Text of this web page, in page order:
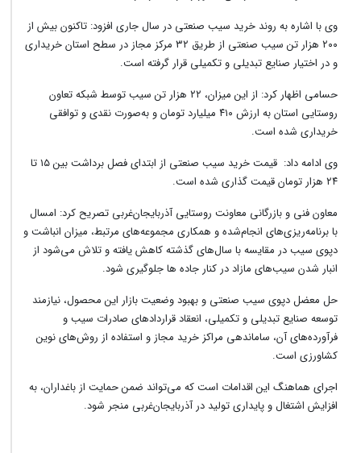
وی با اشاره به روند خرید سیب صنعتی در سال جاری افزود: تاکنون بیش از
۲۰۰ هزار تن سیب صنعتی از طریق ۳۲ مرکز مجاز در سطح استان خریداری
و در اختیار صنایع تبدیلی و تکمیلی قرار گرفته است.
حسامی اظهار کرد: از این میزان، ۲۲ هزار تن سیب توسط شبکه تعاون
روستایی استان به ارزش ۴۱۰ میلیارد تومان و به‌صورت نقدی و توافقی
خریداری شده است.
وی ادامه داد: قیمت خرید سیب صنعتی از ابتدای فصل برداشت بین ۱۵ تا
۲۴ هزار تومان قیمت گذاری شده است.
معاون فنی و بازرگانی معاونت روستایی آذربایجان‌غربی تصریح کرد: امسال
با برنامه‌ریزی‌های انجام‌شده و همکاری مجموعه‌های مرتبط، میزان انباشت و
دپوی سیب در مقایسه با سال‌های گذشته کاهش یافته و تلاش می‌شود از
انبار شدن سیب‌های مازاد در کنار جاده ها جلوگیری شود.
حل معضل دپوی سیب صنعتی و بهبود وضعیت بازار این محصول، نیازمند
توسعه صنایع تبدیلی و تکمیلی، انعقاد قراردادهای صادرات سیب و
فرآورده‌های آن، ساماندهی مراکز خرید مجاز و استفاده از روش‌های نوین
کشاورزی است.
اجرای هماهنگ این اقدامات است که می‌تواند ضمن حمایت از باغداران، به
افزایش اشتغال و پایداری تولید در آذربایجان‌غربی منجر شود.